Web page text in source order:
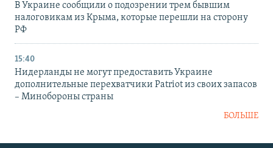
В Украине сообщили о подозрении трем бывшим
налоговикам из Крыма, которые перешли на сторону
РФ
15:40
Нидерланды не могут предоставить Украине
дополнительные перехватчики Patriot из своих запасов
– Минобороны страны
БОЛЬШЕ